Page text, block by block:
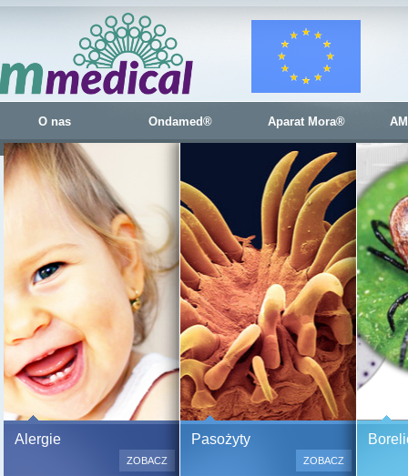
O nas Ondamed® Aparat Mora®
Alergie
Bezbolesne testy alergiczne
500 alergenów oraz zabiegi
odczulające.
ZOBACZ
Pasożyty
ZOBACZ